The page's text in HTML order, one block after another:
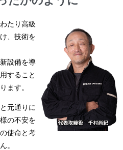
たり高級
、技術を
設備を導
すること
ます。
元通りに
の不安を
使命と考
。